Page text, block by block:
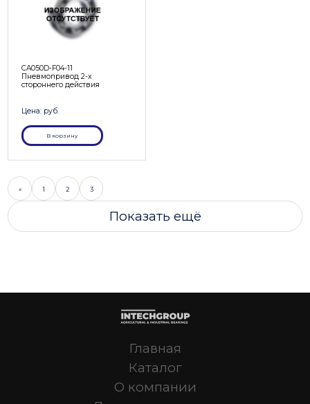
CA050D-F04-11
Пневмопривод 2-х
стороннего действия
Цена: руб.
В корзину
Показать ещё
« 1 2 3
Главная
Каталог
О компании